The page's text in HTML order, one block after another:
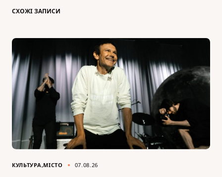
СХОЖІ ЗАПИСИ
КУЛЬТУРА МІСТО 07.08.26